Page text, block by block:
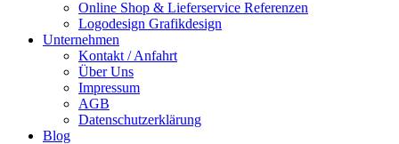
Online Shop & Lieferservice Referenzen
Logodesign Grafikdesign
Unternehmen
Kontakt / Anfahrt
Über Uns
Impressum
AGB
Datenschutzerklärung
Blog